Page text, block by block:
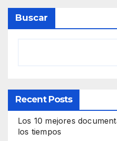
Buscar
Recent Posts
Los 10 mejores
los tiempos